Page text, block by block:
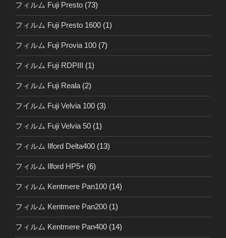
フィルム Fuji Presto (73)
フィルム Fuji Presto 1600 (1)
フィルム Fuji Provia 100 (7)
フィルム Fuji RDPIII (1)
フィルム Fuji Reala (2)
フイルム Fuji Velvia 100 (3)
フィルム Fuji Velvia 50 (1)
フィルム Ilford Delta400 (13)
フィルム Ilford HP5+ (6)
フィルム Kentmere Pan100 (14)
フィルム Kentmere Pan200 (1)
フィルム Kentmere Pan400 (14)